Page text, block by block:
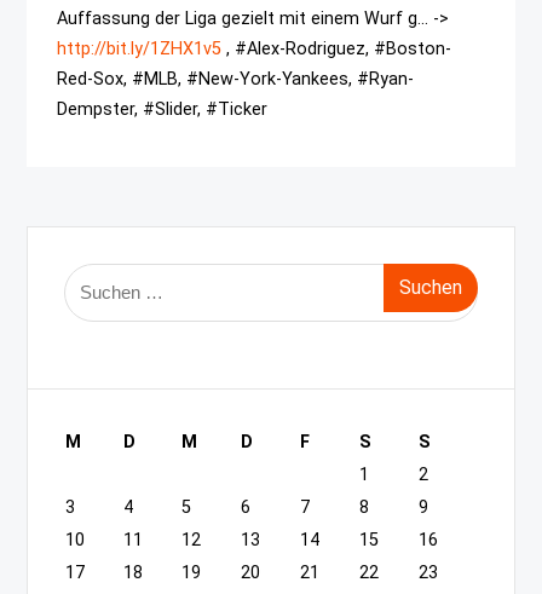
Auffassung der Liga gezielt mit einem Wurf g... ->
http://bit.ly/1ZHX1v5 , #Alex-Rodriguez, #Boston-
Red-Sox, #MLB, #New-York-Yankees, #Ryan-
Dempster, #Slider, #Ticker
Suche
nach:
M D M D F S
S
1
2
3
4 5 6 7 8
9
10
11 12 13 14 15
16
17
18 19 20 21 22
23